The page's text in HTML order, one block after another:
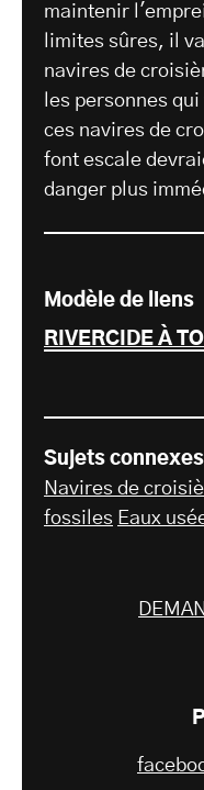
maintenir
limites sûres, il
navires de
les personnes
ces navires de
font escale
danger plus
Modèle de liens
RIVERCIDE À
Sujets connexes
Navires de
fossiles Eaux